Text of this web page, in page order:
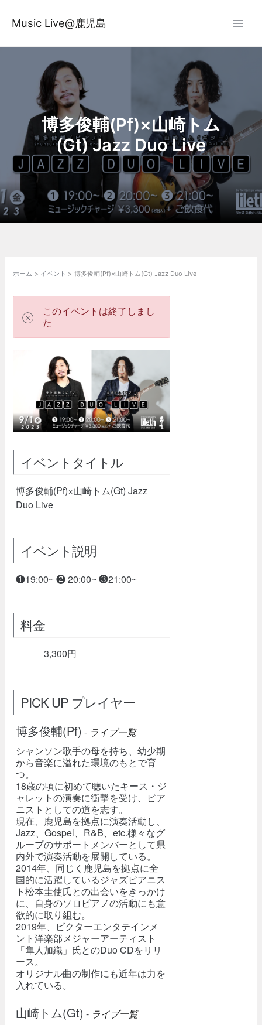
ス
Music Live@鹿児島
博多俊輔(Pf)×山崎トム
(Gt) Jazz Duo Live
ホーム イベント 博多俊輔(Pf)×山崎トム(Gt) Jazz Duo Live
このイベントは終了しまし
た
イベントタイトル
博多俊輔(Pf)×山崎トム(Gt) Jazz
Duo Live
イベント説明
❶19:00~ ❷ 20:00~ ❸21:00~
料金
3,300円
PICK UP プレイヤー
博多俊輔(Pf) - ライブ一覧
シャンソン歌手の母を持ち、幼少期
から音楽に溢れた環境のもとで育
つ。
18歳の頃に初めて聴いたキース・ジ
ャレットの演奏に衝撃を受け、ピア
ニストとしての道を志す。
現在、鹿児島を拠点に演奏活動し、
Jazz、Gospel、R&B、etc.様々なグ
ループのサポートメンバーとして県
内外で演奏活動を展開している。
2014年、同じく鹿児島を拠点に全
国的に活躍しているジャズピアニス
ト松本圭使氏との出会いをきっかけ
に、自身のソロピアノの活動にも意
欲的に取り組む。
2019年、ビクターエンタテインメ
ント洋楽部メジャーアーティスト
「隼人加織」氏とのDuo CDをリリ
ース。
オリジナル曲の制作にも近年は力を
入れている。
山崎トム(Gt) - ライブ一覧